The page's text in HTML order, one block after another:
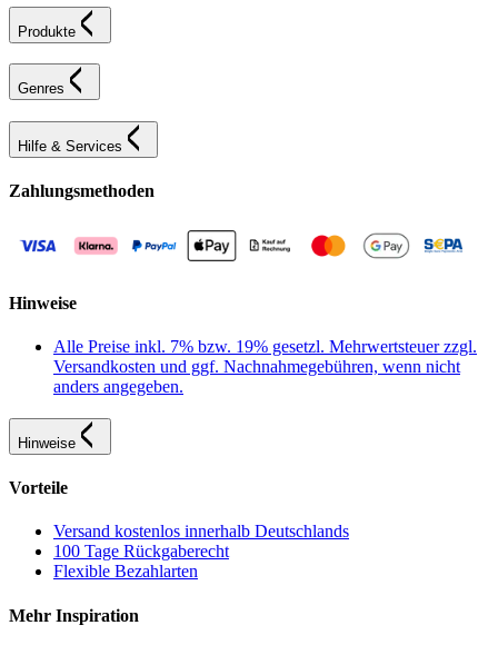
Produkte
Genres
Hilfe & Services
Zahlungsmethoden
Hinweise
Alle Preise inkl. 7% bzw. 19% gesetzl. Mehrwertsteuer zzgl.
Versandkosten und ggf. Nachnahmegebühren, wenn nicht
anders angegeben.
Hinweise
Vorteile
Versand kostenlos innerhalb Deutschlands
100 Tage Rückgaberecht
Flexible Bezahlarten
Mehr Inspiration